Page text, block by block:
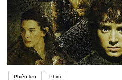
Phiêu lưu Phim